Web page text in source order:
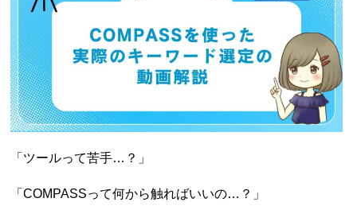
「ツールって苦手…？」
「COMPASSって何から触ればいいの…？」